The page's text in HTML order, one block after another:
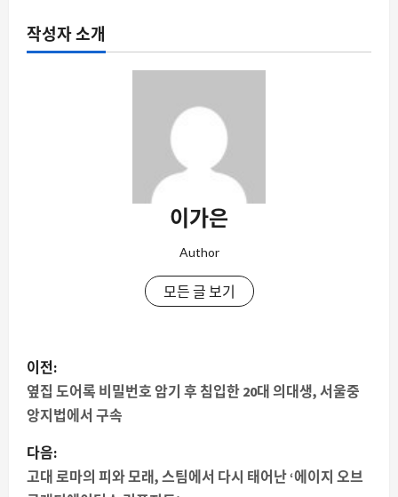
작성자 소개
이가은
Author
모든 글 보기
게
시
내
이전:
옆집 도어록 비밀번호 암기 후 침입한 20대 의대생, 서울중
앙지법에서 구속
다음:
고대 로마의 피와 모래, 스팀에서 다시 태어난 ‘에이지 오브